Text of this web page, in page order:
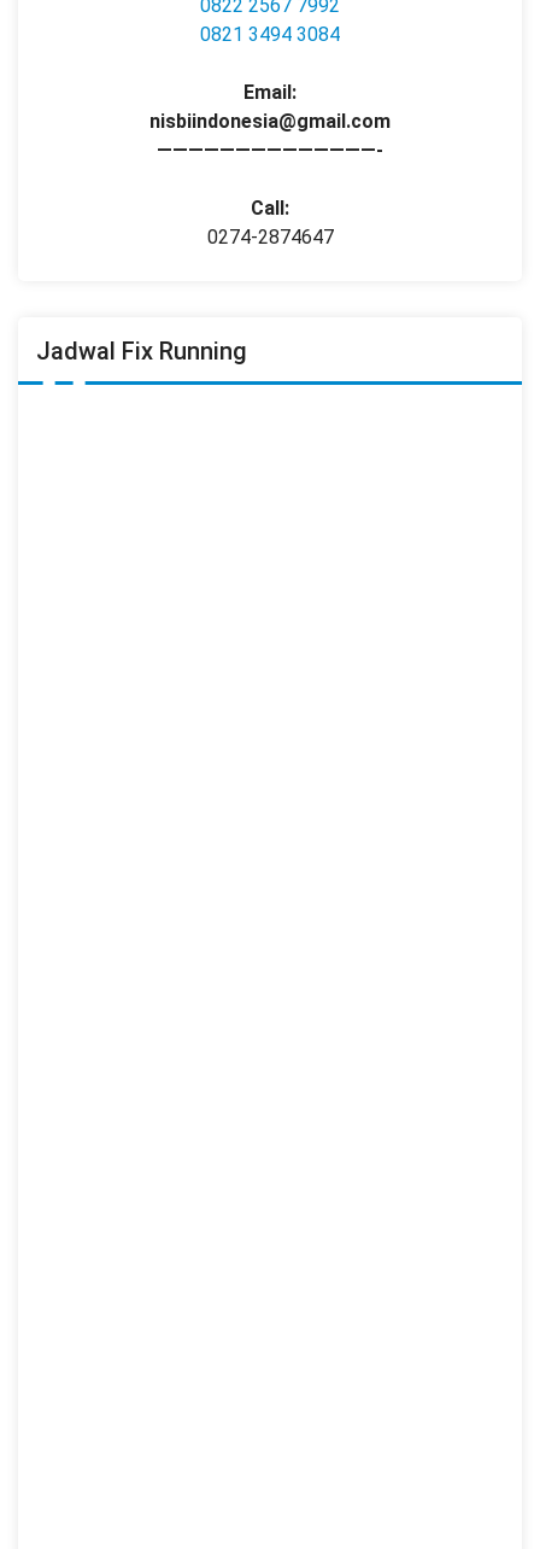
0822 2567 7992
0821 3494 3084
Email:
nisbiindonesia@gmail.com
——————————————-
Call:
0274-2874647
Jadwal Fix Running